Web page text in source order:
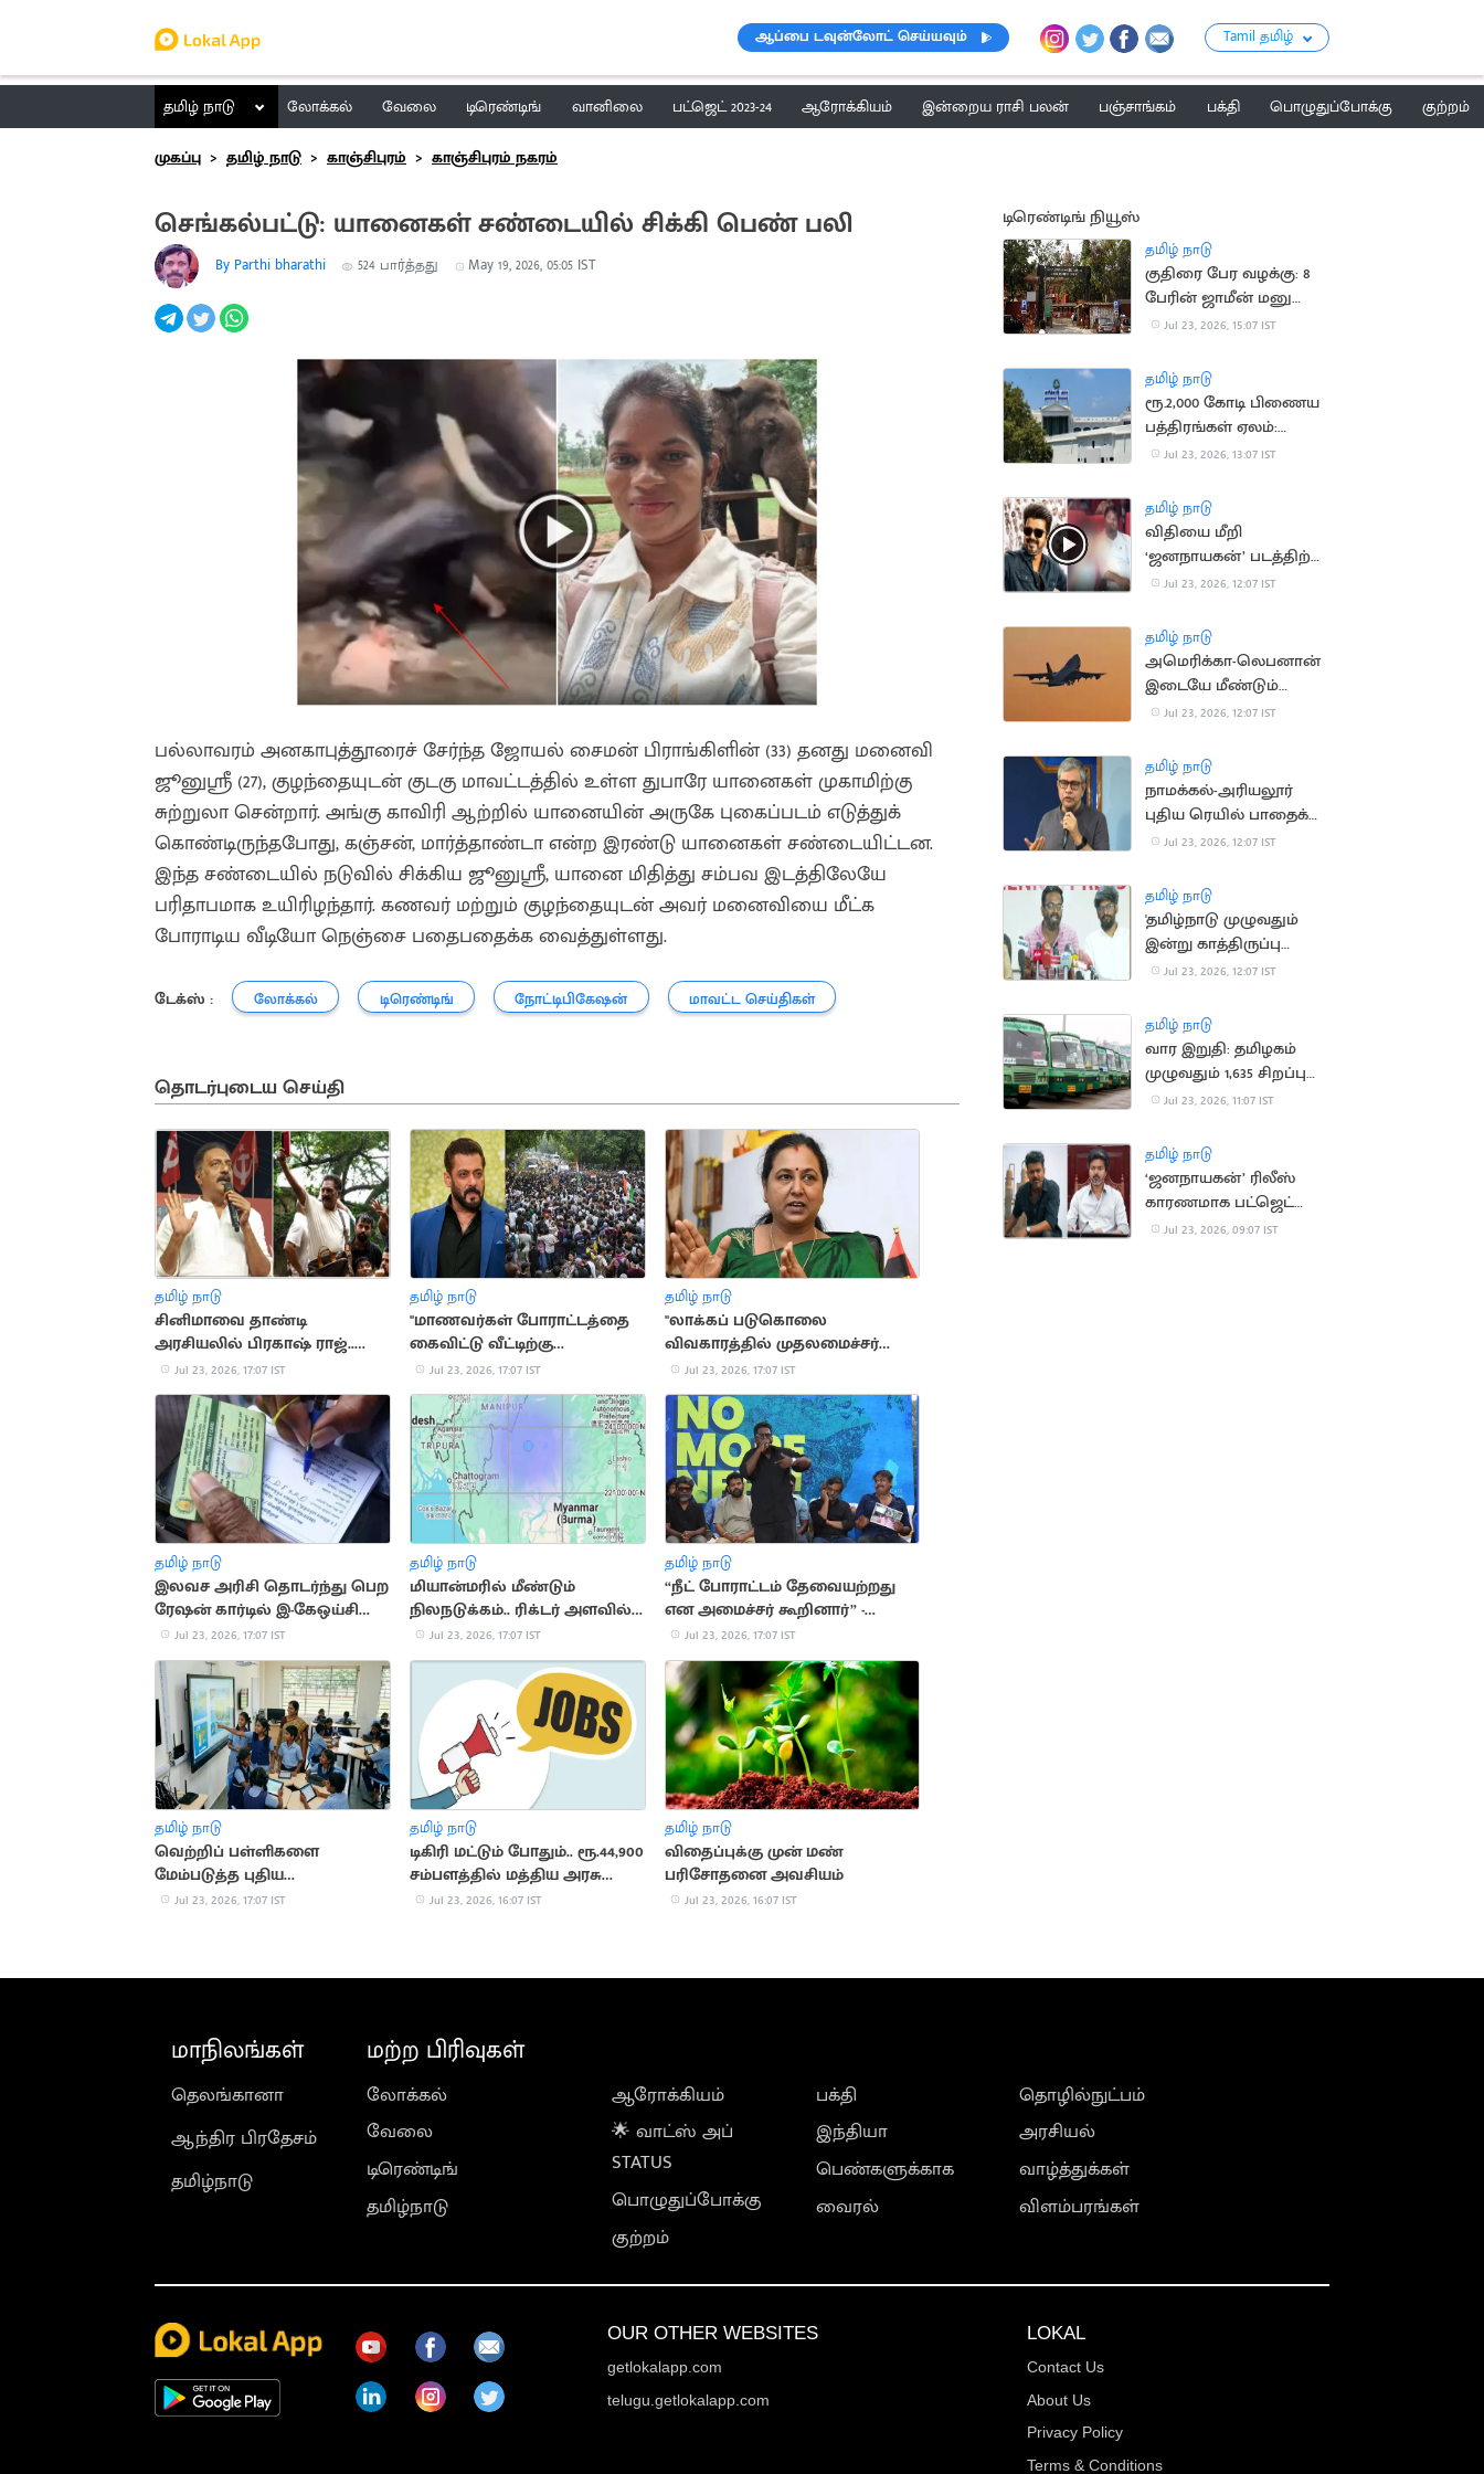
ஆப்பை டவுன்லோட் செய்யவும் Tamil தமிழ்
தமிழ் நாடு லோக்கல் வேலை டிரெண்டிங் வானிலை பட்ஜெட் 2023-24 ஆரோக்கியம் இன்றைய ராசி பலன் பஞ்சாங்கம் பக்தி பொழுதுப்போக்கு
குற்றம்
முகப்பு
தமிழ் நாடு காஞ்சிபுரம் காஞ்சிபுரம் நகரம்
செங்கல்பட்டு: யானைகள் சண்டையில் சிக்கி பெண் பலி
By Parthi bharathi 524 பார்த்தது May 19, 2026, 05:05 IST
பல்லாவரம் அனகாபுத்தூரைச் சேர்ந்த ஜோயல் சைமன் பிராங்கிளின் (33) தனது மனைவி
ஜூனுஶ்ரீ (27), குழந்தையுடன் குடகு மாவட்டத்தில் உள்ள துபாரே யானைகள் முகாமிற்கு
சுற்றுலா சென்றார். அங்கு காவிரி ஆற்றில் யானையின் அருகே புகைப்படம் எடுத்துக்
கொண்டிருந்தபோது, கஞ்சன், மார்த்தாண்டா என்ற இரண்டு யானைகள் சண்டையிட்டன.
இந்த சண்டையில் நடுவில் சிக்கிய ஜூனுஶ்ரீ, யானை மிதித்து சம்பவ இடத்திலேயே
பரிதாபமாக உயிரிழந்தார். கணவர் மற்றும் குழந்தையுடன் அவர் மனைவியை மீட்க
போராடிய வீடியோ நெஞ்சை பதைபதைக்க வைத்துள்ளது.
டேக்ஸ் : லோக்கல் டிரெண்டிங் நோட்டிபிகேஷன் மாவட்ட செய்திகள்
தொடர்புடைய செய்தி
தமிழ் நாடு
சினிமாவை தாண்டி
அரசியலில் பிரகாஷ் ராஜ்..
முக்கிய நிகழ்வுகள்
Jul 23, 2026, 17:07 IST
தமிழ் நாடு
"மாணவர்கள் போராட்டத்தை
கைவிட்டு வீட்டிற்கு
செல்லவேண்டும்".. சல்மான்
கான்
Jul 23, 2026, 17:07 IST
தமிழ் நாடு
"லாக்கப் படுகொலை
விவகாரத்தில் முதலமைச்சர்
தலையிட வேண்டும்"..
பிரேமலதா வலியுறுத்தல்
Jul 23, 2026, 17:07 IST
தமிழ் நாடு
இலவச அரிசி தொடர்ந்து பெற
ரேஷன் கார்டில் இ-கேஒய்சி
செய்யுங்கள்
Jul 23, 2026, 17:07 IST
தமிழ் நாடு
மியான்மரில் மீண்டும்
நிலநடுக்கம்.. ரிக்டர் அளவில்
4.3 ஆக பதிவு
Jul 23, 2026, 17:07 IST
தமிழ் நாடு
“நீட் போராட்டம் தேவையற்றது
என அமைச்சர் கூறினார்” -
பாடகர் அறிவு
Jul 23, 2026, 17:07 IST
தமிழ் நாடு
வெற்றிப் பள்ளிகளை
மேம்படுத்த புதிய
வழிகாட்டுதல்கள்
Jul 23, 2026, 17:07 IST
தமிழ் நாடு
டிகிரி மட்டும் போதும்.. ரூ.44,900
சம்பளத்தில் மத்திய அரசு
வேலை
Jul 23, 2026, 16:07 IST
தமிழ் நாடு
விதைப்புக்கு முன் மண்
பரிசோதனை அவசியம்
Jul 23, 2026, 16:07 IST
டிரெண்டிங் நியூஸ்
தமிழ் நாடு
குதிரை பேர வழக்கு: 8
பேரின் ஜாமீன் மனு
தள்ளுபடி
Jul 23, 2026, 15:07 IST
தமிழ் நாடு
ரூ.2,000 கோடி பிணைய
பத்திரங்கள் ஏலம்:
தமிழக அரசு அறிவிப்பு
Jul 23, 2026, 13:07 IST
தமிழ் நாடு
விதியை மீறி
‘ஜனநாயகன்’ படத்திற்கு
குழந்தையை அழைத்து
Jul 23, 2026, 12:07 IST
தமிழ் நாடு
அமெரிக்கா-லெபனான்
இடையே மீண்டும்
விமான சேவை
Jul 23, 2026, 12:07 IST
தமிழ் நாடு
நாமக்கல்-அரியலூர்
புதிய ரெயில் பாதைக்கு
ஒப்புதல்: அஸ்வினி
Jul 23, 2026, 12:07 IST
தமிழ் நாடு
'தமிழ்நாடு முழுவதும்
இன்று காத்திருப்பு
போராட்டம்'.. SFI
Jul 23, 2026, 12:07 IST
தமிழ் நாடு
வார இறுதி: தமிழகம்
முழுவதும் 1,635 சிறப்பு
பேருந்துகள் இயக்கம்
Jul 23, 2026, 11:07 IST
தமிழ் நாடு
‘ஜனநாயகன்’ ரிலீஸ்
காரணமாக பட்ஜெட்
ஆய்வுக் கூட்டங்கள்
Jul 23, 2026, 09:07 IST
மாநிலங்கள்
தெலங்கானா
ஆந்திர பிரதேசம்
தமிழ்நாடு
மற்ற பிரிவுகள்
லோக்கல்
வேலை
டிரெண்டிங்
தமிழ்நாடு
ஆரோக்கியம்
🌟 வாட்ஸ் அப்
STATUS
பொழுதுப்போக்கு
குற்றம்
பக்தி
இந்தியா
பெண்களுக்காக
வைரல்
தொழில்நுட்பம்
அரசியல்
வாழ்த்துக்கள்
விளம்பரங்கள்
OUR OTHER WEBSITES
getlokalapp.com
telugu.getlokalapp.com
LOKAL
Contact Us
About Us
Privacy Policy
Terms & Conditions